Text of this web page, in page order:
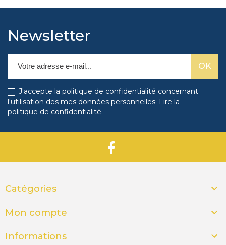
Newsletter
J'accepte la politique de confidentialité concernant
l'utilisation des mes données personnelles. Lire la
politique de confidentialité.
Catégories 
Mon compte 
Informations 